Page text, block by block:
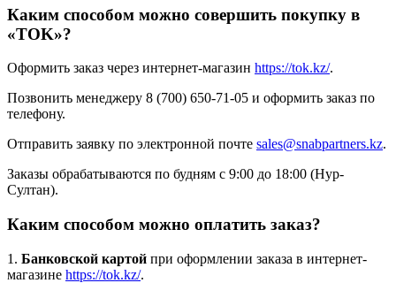
Каким способом можно совершить покупку в
«TOK»?
Оформить заказ через интернет-магазин https://tok.kz/.
Позвонить менеджеру 8 (700) 650-71-05 и оформить заказ по
телефону.
Отправить заявку по электронной почте sales@snabpartners.kz.
Заказы обрабатываются по будням с 9:00 до 18:00 (Нур-
Султан).
Каким способом можно оплатить заказ?
1. Банковской картой при оформлении заказа в интернет-
магазине https://tok.kz/.